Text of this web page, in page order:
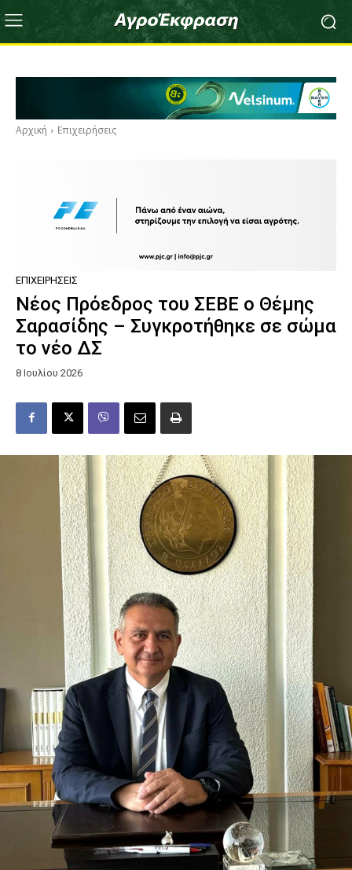
Αρχική Επιχειρήσεις
ΕΠΙΧΕΙΡΉΣΕΙΣ
Nέος Πρόεδρος του ΣΕΒΕ ο Θέμης
Σαρασίδης – Συγκροτήθηκε σε σώμα
το νέο ΔΣ
8 Ιουλίου 2026